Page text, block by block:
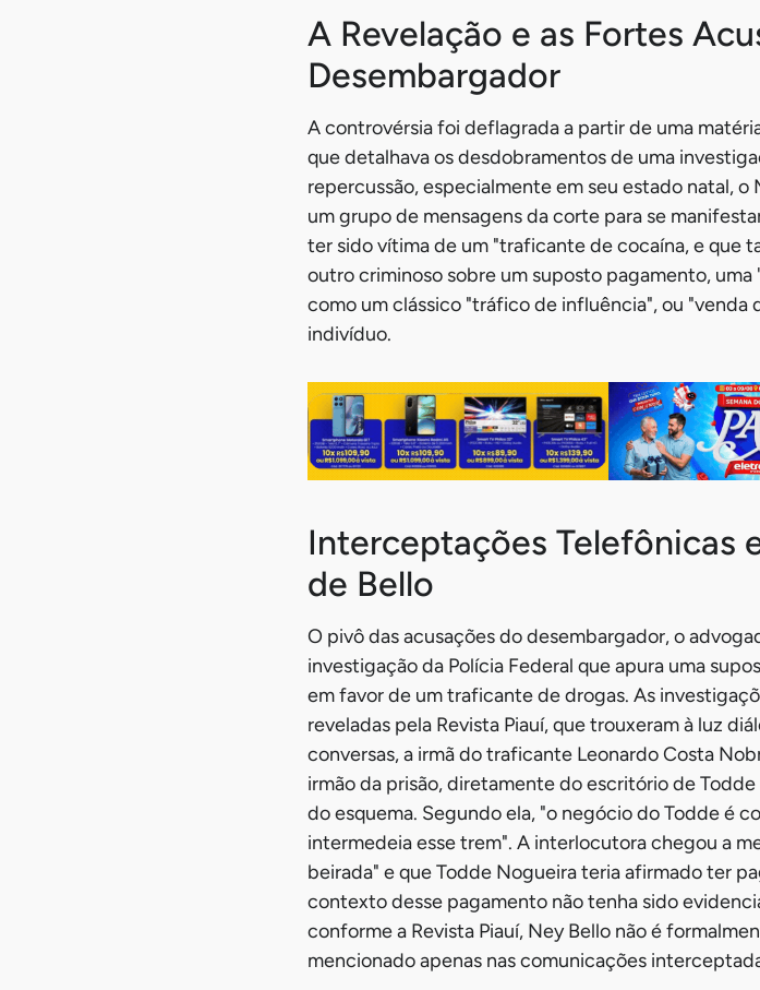
A Revelação e as Fortes
Desembargador
A controvérsia foi deflagrada a partir de uma
que detalhava os desdobramentos de uma
repercussão, especialmente em seu estado natal,
um grupo de mensagens da corte para se
ter sido vítima de um "traficante de cocaína, e que
outro criminoso sobre um suposto pagamento, uma
como um clássico "tráfico de influência", ou
indivíduo.
Interceptações Telefônicas
de Bello
O pivô das acusações do desembargador, o
investigação da Polícia Federal que apura uma
em favor de um traficante de drogas. As
reveladas pela Revista Piauí, que trouxeram à luz
conversas, a irmã do traficante Leonardo Costa
irmão da prisão, diretamente do escritório de
do esquema. Segundo ela, "o negócio do Todde é
intermedeia esse trem". A interlocutora chegou a
beirada" e que Todde Nogueira teria afirmado ter
contexto desse pagamento não tenha sido
conforme a Revista Piauí, Ney Bello não é
mencionado apenas nas comunicações